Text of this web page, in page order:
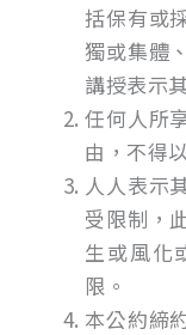
括保有或
獨或集體
講授表示
任何人所
由，不得
人人表示
受限制，
生或風化
限。
本公約締